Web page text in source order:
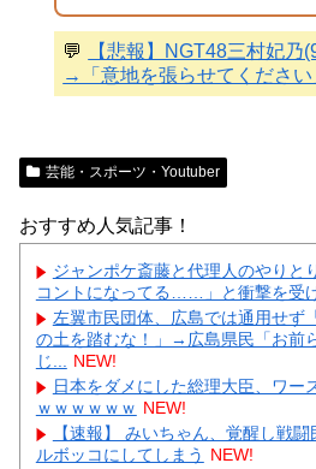
💬
【悲報】NGT48三村妃
→「意地を張らせてください
芸能・スポーツ・Youtuber
おすすめ人気記事！
ジャンポケ斎藤と代理人のやりと
コントになってる……」と衝撃を受
左翼市民団体、広島では通用せず
の土を踏むな！」→広島県民「お前
じ...
NEW!
日本をダメにした総理大臣、ワー
ｗｗｗｗｗｗ NEW!
【速報】 みいちゃん、覚醒し戦
ルボッコにしてしまう NEW!